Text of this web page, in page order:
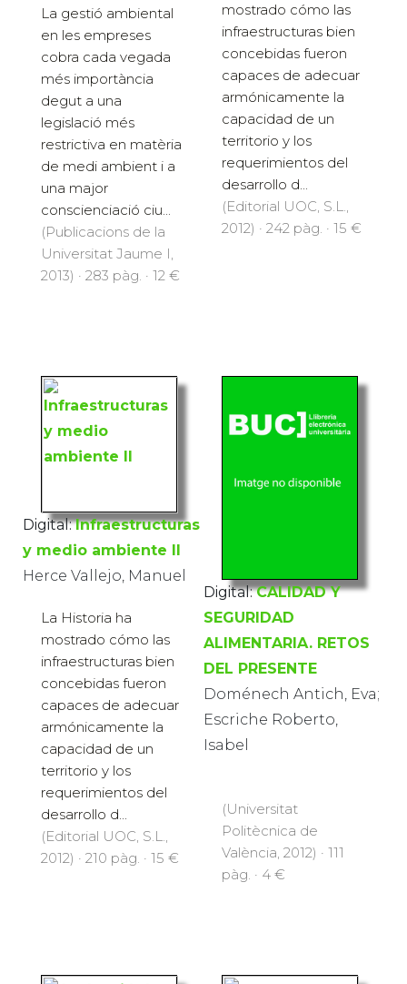
La gestió ambiental
en les empreses
cobra cada vegada
més importància
degut a una
legislació més
restrictiva en matèria
de medi ambient i a
una major
conscienciació ciu...
(Publicacions de la
Universitat Jaume I,
2013) · 283 pàg. · 12 €
mostrado cómo las
infraestructuras bien
concebidas fueron
capaces de adecuar
armónicamente la
capacidad de un
territorio y los
requerimientos del
desarrollo d...
(Editorial UOC, S.L.,
2012) · 242 pàg. · 15 €
Digital: Infraestructuras
y medio ambiente II
Herce Vallejo, Manuel
La Historia ha
mostrado cómo las
infraestructuras bien
concebidas fueron
capaces de adecuar
armónicamente la
capacidad de un
territorio y los
requerimientos del
desarrollo d...
(Editorial UOC, S.L.,
2012) · 210 pàg. · 15 €
Digital: CALIDAD Y
SEGURIDAD
ALIMENTARIA. RETOS
DEL PRESENTE
Doménech Antich, Eva;
Escriche Roberto,
Isabel
(Universitat
Politècnica de
València, 2012) · 111
pàg. · 4 €